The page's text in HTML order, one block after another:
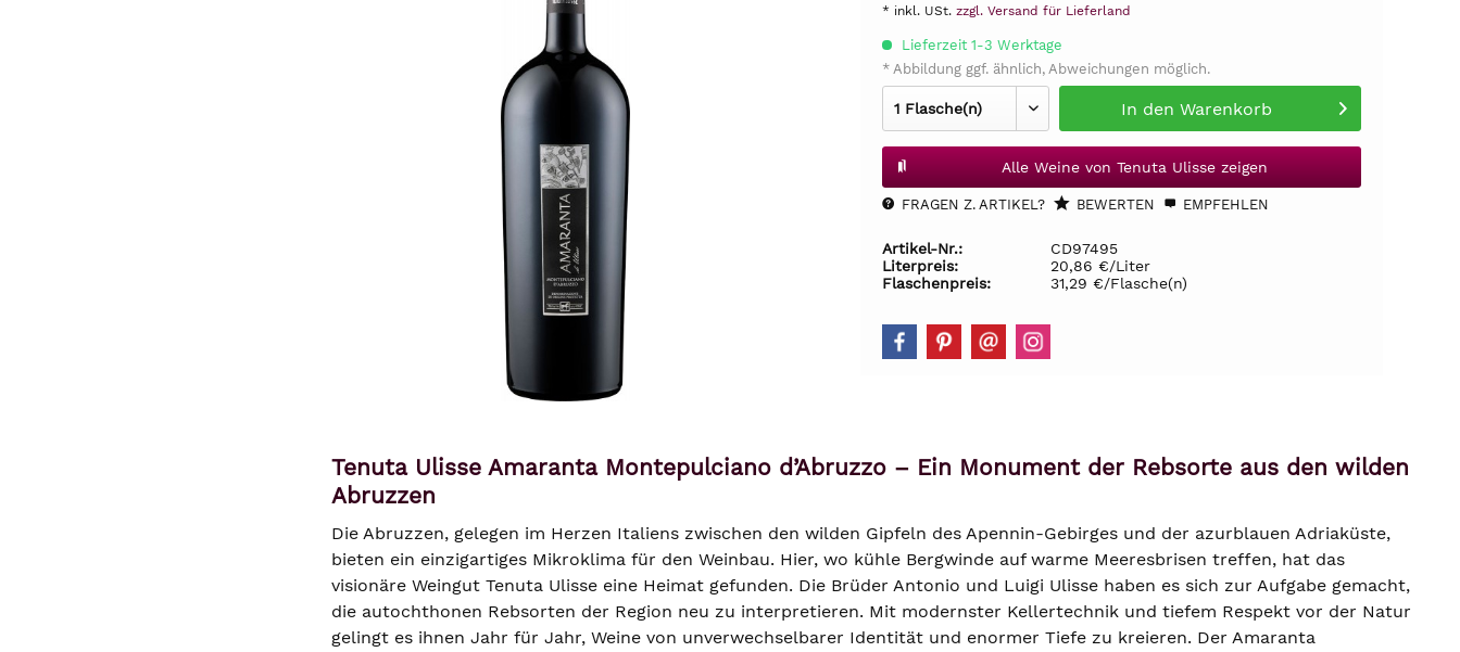
* inkl. USt. zzgl. Versand für Lieferland
Lieferzeit 1-3 Werktage
* Abbildung ggf. ähnlich, Abweichungen möglich.
In den Warenkorb
Alle Weine von Tenuta Ulisse zeigen
FRAGEN Z. ARTIKEL? BEWERTEN EMPFEHLEN
Artikel-Nr.:
CD97495
Literpreis:
20,86 €/Liter
Flaschenpreis:
31,29 €/Flasche(n)
Tenuta Ulisse Amaranta Montepulciano d’Abruzzo – Ein Monument der Rebsorte aus den wilden
Abruzzen
Die Abruzzen, gelegen im Herzen Italiens zwischen den wilden Gipfeln des Apennin-Gebirges und der azurblauen Adriaküste,
bieten ein einzigartiges Mikroklima für den Weinbau. Hier, wo kühle Bergwinde auf warme Meeresbrisen treffen, hat das
visionäre Weingut Tenuta Ulisse eine Heimat gefunden. Die Brüder Antonio und Luigi Ulisse haben es sich zur Aufgabe gemacht,
die autochthonen Rebsorten der Region neu zu interpretieren. Mit modernster Kellertechnik und tiefem Respekt vor der Natur
gelingt es ihnen Jahr für Jahr, Weine von unverwechselbarer Identität und enormer Tiefe zu kreieren. Der Amaranta